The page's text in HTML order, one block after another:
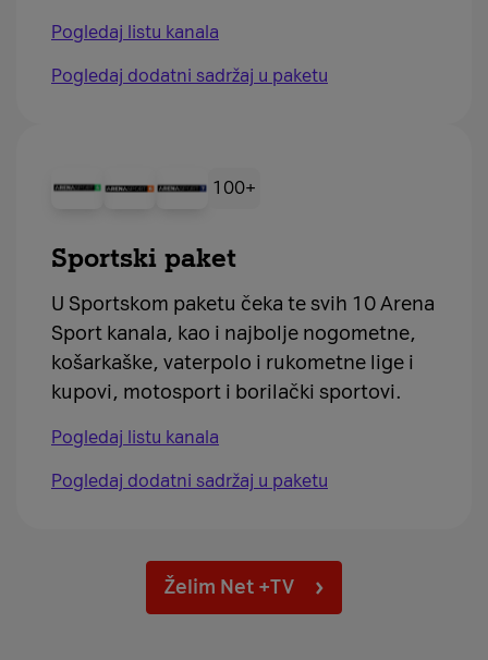
Pogledaj listu kanala
Pogledaj dodatni sadržaj u paketu
100+
Sportski paket
U Sportskom paketu čeka te svih 10 Arena
Sport kanala, kao i najbolje nogometne,
košarkaške, vaterpolo i rukometne lige i
kupovi, motosport i borilački sportovi.
Pogledaj listu kanala
Pogledaj dodatni sadržaj u paketu
Želim Net +TV